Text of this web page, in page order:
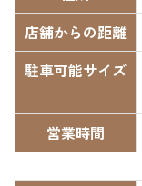
店舗からの距離
駐車可能サイズ
営業時間